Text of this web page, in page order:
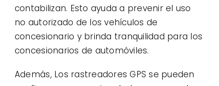
contabilizan. Esto ayuda a prevenir el uso
no autorizado de los vehículos de
concesionario y brinda tranquilidad para los
concesionarios de automóviles.
Además, Los rastreadores GPS se pueden